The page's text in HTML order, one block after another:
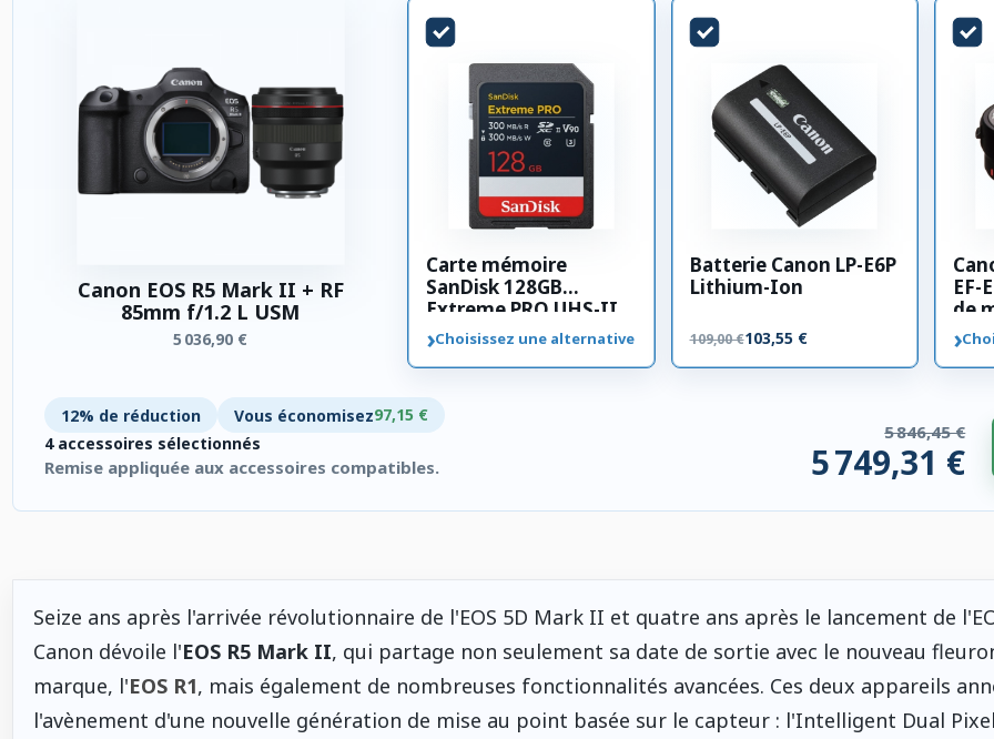
Canon EOS R5 Mark II + RF
85mm f/1.2 L USM
5 036,90 €
Carte mémoire
SanDisk 128GB
Extreme PRO UHS-II
SDXC 300 MB/s
›Choisissez une alternative
Batterie Canon LP-E6P
Lithium-Ion
109,00 €103,55 €
EF-
de
›
12% de réduction Vous économisez97,15 €
4 accessoires sélectionnés
Remise appliquée aux accessoires compatibles.
5 846,45 €
5 749,31 €
Seize ans après l'arrivée révolutionnaire de l'EOS 5D Mark II et quatre ans après le lancement de
Canon dévoile l'EOS R5 Mark II, qui partage non seulement sa date de sortie avec le nouveau
marque, l'EOS R1, mais également de nombreuses fonctionnalités avancées. Ces deux appareils
l'avènement d'une nouvelle génération de mise au point basée sur le capteur : l'Intelligent Dual